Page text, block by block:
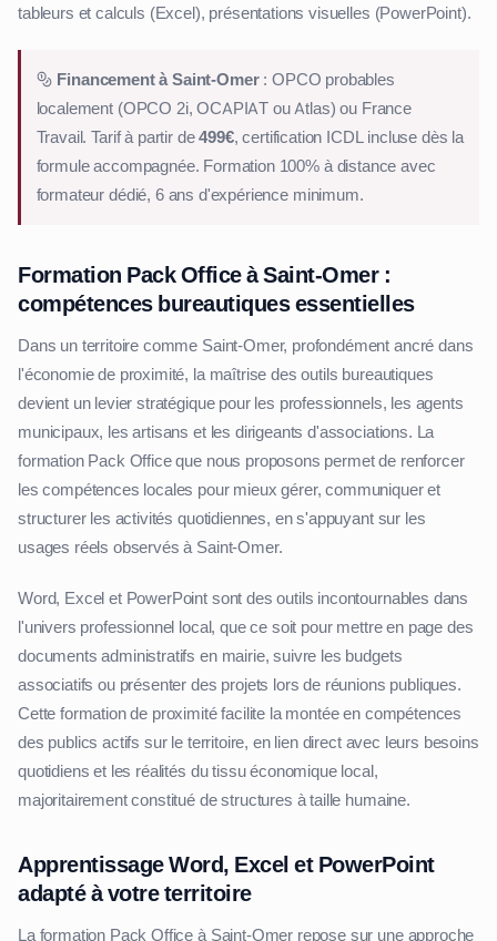
tableurs et calculs (Excel), présentations visuelles (PowerPoint).
Financement à Saint-Omer: OPCO probables
localement (OPCO 2i, OCAPIAT ou Atlas) ou France
Travail. Tarif à partir de499€, certification ICDL incluse dès la
formule accompagnée. Formation 100% à distance avec
formateur dédié, 6 ans d'expérience minimum.
Formation Pack Office à Saint-Omer :
compétences bureautiques essentielles
Dans un territoire comme Saint-Omer, profondément ancré dans
l'économie de proximité, la maîtrise des outils bureautiques
devient un levier stratégique pour les professionnels, les agents
municipaux, les artisans et les dirigeants d'associations. La
formation Pack Office que nous proposons permet de renforcer
les compétences locales pour mieux gérer, communiquer et
structurer les activités quotidiennes, en s'appuyant sur les
usages réels observés à Saint-Omer.
Word, Excel et PowerPoint sont des outils incontournables dans
l'univers professionnel local, que ce soit pour mettre en page des
documents administratifs en mairie, suivre les budgets
associatifs ou présenter des projets lors de réunions publiques.
Cette formation de proximité facilite la montée en compétences
des publics actifs sur le territoire, en lien direct avec leurs besoins
quotidiens et les réalités du tissu économique local,
majoritairement constitué de structures à taille humaine.
Apprentissage Word, Excel et PowerPoint
adapté à votre territoire
La formation Pack Office à Saint-Omer repose sur une approche